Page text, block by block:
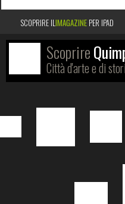
SCOPRIRE ILIMAGAZINEPER IPAD
Scoprire
Città d'arte e di